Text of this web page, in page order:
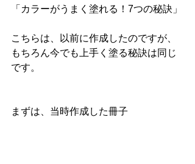
「カラーがうまく塗れる！7つの秘訣」
こちらは、以前に作成したのですが、
もちろん今でも上手く塗る秘訣は同じ
です。
まずは、当時作成した冊子